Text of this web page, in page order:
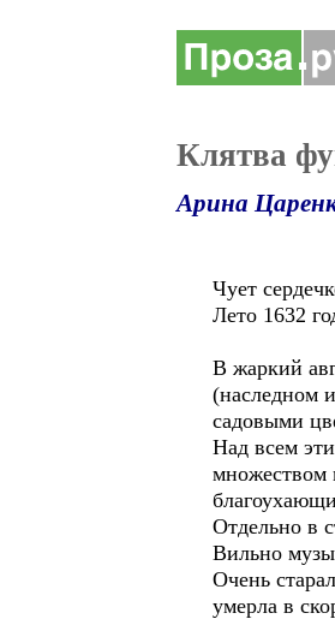
Клятва
Арина
Чует
Лето 1632
В жаркий
(наследном
садовыми
Над всем
множеством
Отдельно в
Вильно
Очень
умерла в